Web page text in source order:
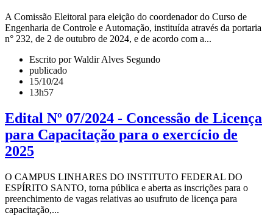
A Comissão Eleitoral para eleição do coordenador do Curso de
Engenharia de Controle e Automação, instituída através da portaria
n° 232, de 2 de outubro de 2024, e de acordo com a...
Escrito por Waldir Alves Segundo
publicado
15/10/24
13h57
Edital Nº 07/2024 - Concessão de Licença
para Capacitação para o exercício de
2025
O CAMPUS LINHARES DO INSTITUTO FEDERAL DO
ESPÍRITO SANTO, torna pública e aberta as inscrições para o
preenchimento de vagas relativas ao usufruto de licença para
capacitação,...